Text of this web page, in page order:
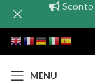
MENU
Sconto